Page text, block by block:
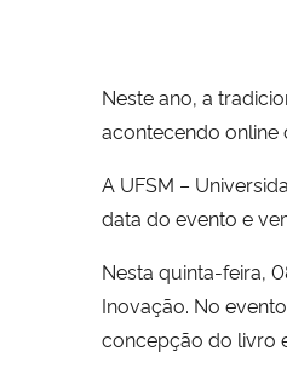
Neste ano, a
acontecendo online
A UFSM –
data do evento e
Nesta quinta-feira,
Inovação. No
concepção do livro